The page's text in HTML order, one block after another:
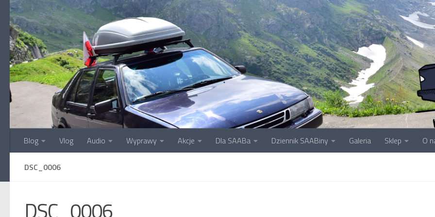
Przejdź do treści
Blog Vlog Audio Wyprawy Akcje Dla SAABa Dziennik SAABiny Galeria Sklep O
DSC_0006
DSC_0006